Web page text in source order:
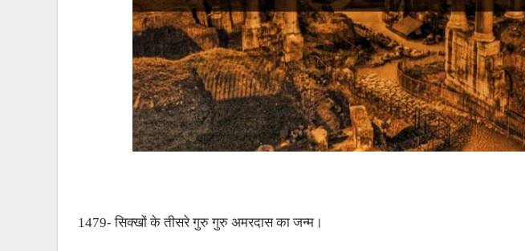
1479- सिक्खों के तीसरे गुरु गुरु अमरदास का जन्म।